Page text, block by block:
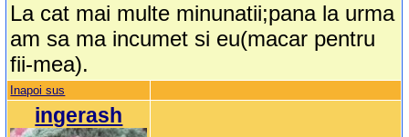
La cat mai multe minunatii;pana la urma
am sa ma incumet si eu(macar pentru
fii-mea).
Inapoi sus
ingerash